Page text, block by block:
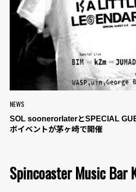
NEWS
SOL soonerorlaterとSPECIAL
ボイベントが茅ヶ崎で開催
Spincoaster Music Bar